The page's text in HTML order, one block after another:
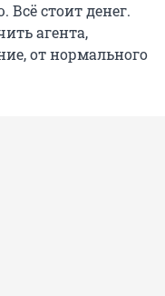
стоит денег.
агента,
от нормального